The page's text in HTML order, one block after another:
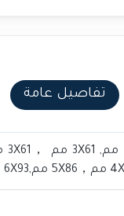
تفاصيل عامة